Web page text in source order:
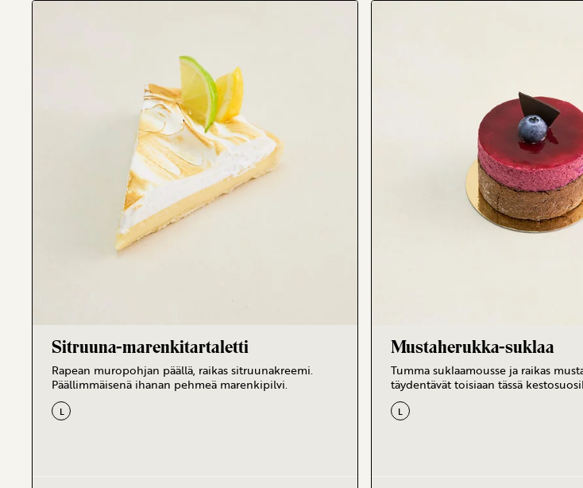
(modified starch E1422 (corn)
Sitruuna-marenkitartaletti
Rapean muropohjan päällä, raikas sitruunakreemi.
Päällimmäisenä ihanan pehmeä marenkipilvi.
L
Mustaherukka-suklaa
Tumma suklaamousse ja raikas
täydentävät toisiaan tässä
L